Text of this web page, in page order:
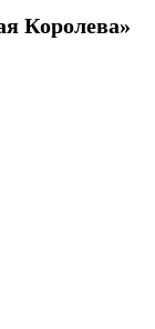
Королева»